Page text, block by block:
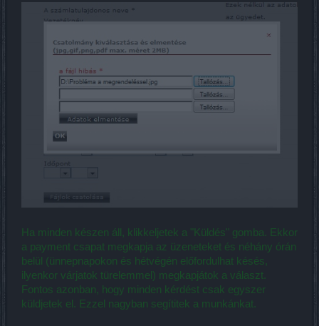
Ha minden készen áll, klikkeljetek a "Küldés" gomba. Ekkor
a payment csapat megkapja az üzeneteket és néhány órán
belül (ünnepnapokon és hétvégén előfordulhat késés,
ilyenkor várjatok türelemmel) megkapjátok a választ.
Fontos azonban, hogy minden kérdést csak egyszer
küldjetek el. Ezzel nagyban segítitek a munkánkat.